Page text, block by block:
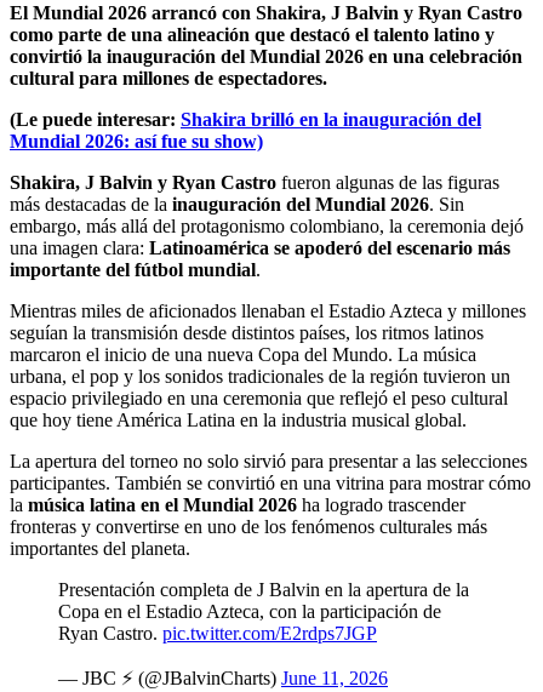
El Mundial 2026 arrancó con Shakira, J Balvin y Ryan Castro
como parte de una alineación que destacó el talento latino y
convirtió la inauguración del Mundial 2026 en una celebración
cultural para millones de espectadores.
(Le puede interesar: Shakira brilló en la inauguración del
Mundial 2026: así fue su show)
Shakira, J Balvin y Ryan Castro fueron algunas de las figuras
más destacadas de la inauguración del Mundial 2026. Sin
embargo, más allá del protagonismo colombiano, la ceremonia dejó
una imagen clara: Latinoamérica se apoderó del escenario más
importante del fútbol mundial.
Mientras miles de aficionados llenaban el Estadio Azteca y millones
seguían la transmisión desde distintos países, los ritmos latinos
marcaron el inicio de una nueva Copa del Mundo. La música
urbana, el pop y los sonidos tradicionales de la región tuvieron un
espacio privilegiado en una ceremonia que reflejó el peso cultural
que hoy tiene América Latina en la industria musical global.
La apertura del torneo no solo sirvió para presentar a las selecciones
participantes. También se convirtió en una vitrina para mostrar cómo
la música latina en el Mundial 2026 ha logrado trascender
fronteras y convertirse en uno de los fenómenos culturales más
importantes del planeta.
Presentación completa de J Balvin en la apertura de la
Copa en el Estadio Azteca, con la participación de
Ryan Castro. pic.twitter.com/E2rdps7JGP
— JBC ⚡️ (@JBalvinCharts) June 11, 2026